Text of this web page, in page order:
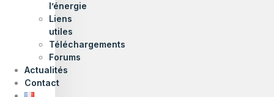
l’énergie
Liens
utiles
Téléchargements
Forums
Actualités
Contact